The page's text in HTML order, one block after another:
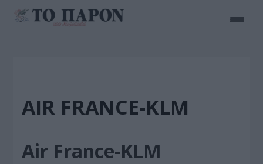
AIR FRANCE-KLM
Air France-KLM